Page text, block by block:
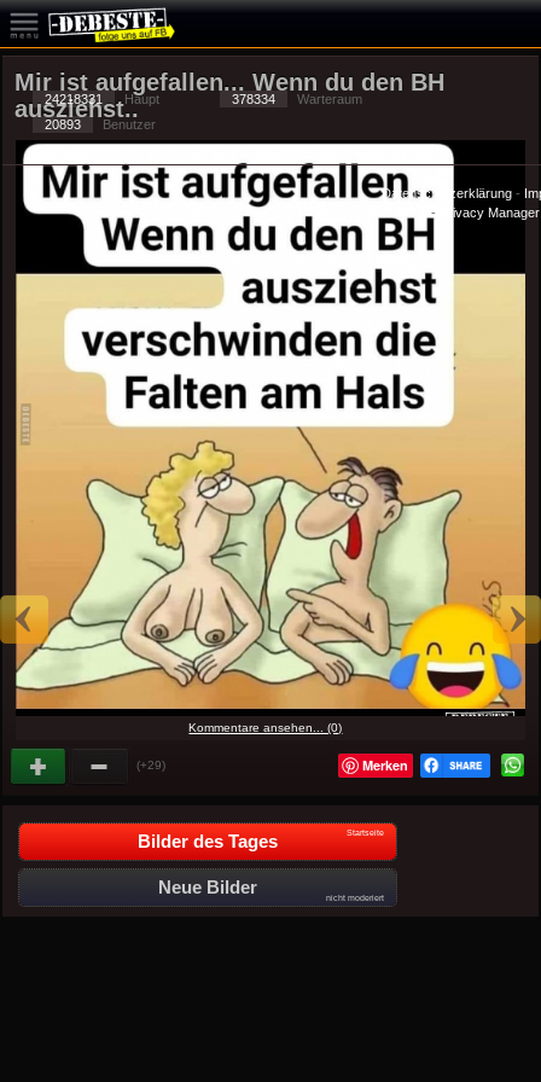
Mir ist aufgefallen... Wenn du den BH
ausziehst..
Kommentare ansehen... (0)
(+29) Merken
Bilder des Tages Startseite
Neue Bilder
nicht moderiert
24218331 Haupt 378334
Warteraum
20893
Benutzer
Datenschutzerklärung-
-
Privacy Manager